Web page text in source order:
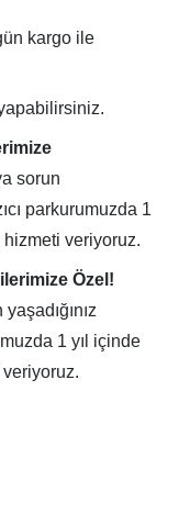
kargo ile
sorun
parkurumuzda 1
hizmeti veriyoruz.
Özel!
1 yıl içinde